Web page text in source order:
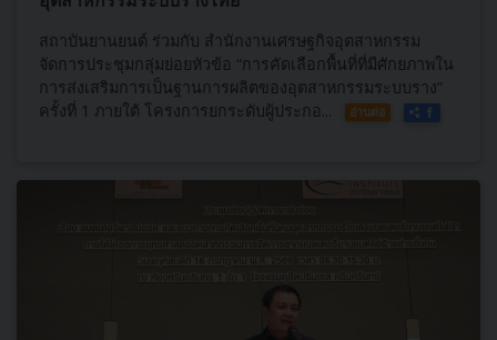
สถาบันยานยนต์ ร่วมกับ สำนักงานเศรษฐกิจอุตสาหกรรม
จัดการประชุมกลุ่มย่อยหัวข้อ “การคัดเลือกพื้นที่ที่มีศักยภาพใน
การส่งเสริมการเป็นฐานการผลิตของอุตสาหกรรมระบบราง”
ครั้งที่ 1 ภายใต้ โครงการยกระดับผู้ประกอ...
อ่านต่อ